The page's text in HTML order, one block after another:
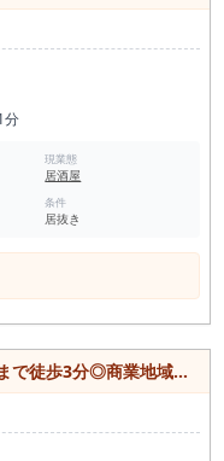
分
現業態
居酒屋
条件
居抜き
域で集客力良好希少物件【板橋区】